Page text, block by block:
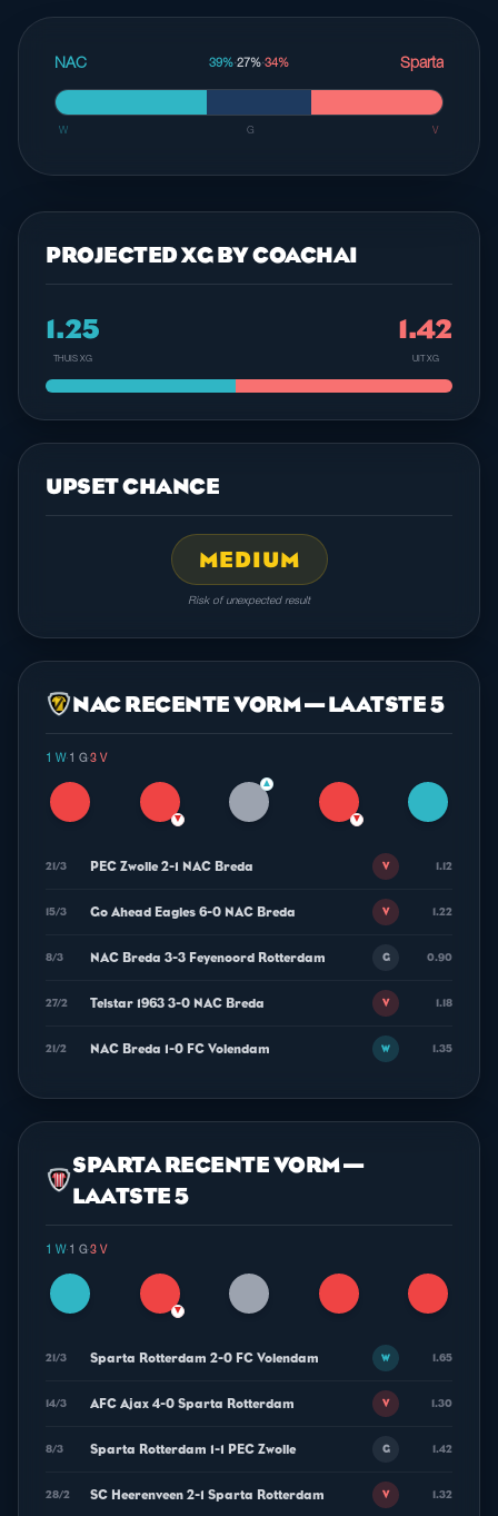
NAC 39%·27%·34% Sparta
W G V
PROJECTED XG BY COACHAI
1.25
THUIS XG
1.42
UIT XG
UPSET CHANCE
MEDIUM
Risk of unexpected result
NAC RECENTE VORM — LAATSTE 5
1 W· 1 G·3 V
▼
▲
▼
21/3 PEC Zwolle 2-1 NAC Breda V 1.12
15/3 Go Ahead Eagles 6-0 NAC Breda V 1.22
8/3 NAC Breda 3-3 Feyenoord Rotterdam G 0.90
27/2 Telstar 1963 3-0 NAC Breda V 1.18
21/2 NAC Breda 1-0 FC Volendam W 1.35
SPARTA RECENTE VORM —
LAATSTE 5
1 W· 1 G·3 V
▼
21/3 Sparta Rotterdam 2-0 FC Volendam W 1.65
14/3 AFC Ajax 4-0 Sparta Rotterdam V 1.30
8/3 Sparta Rotterdam 1-1 PEC Zwolle G 1.42
28/2 SC Heerenveen 2-1 Sparta Rotterdam V 1.32